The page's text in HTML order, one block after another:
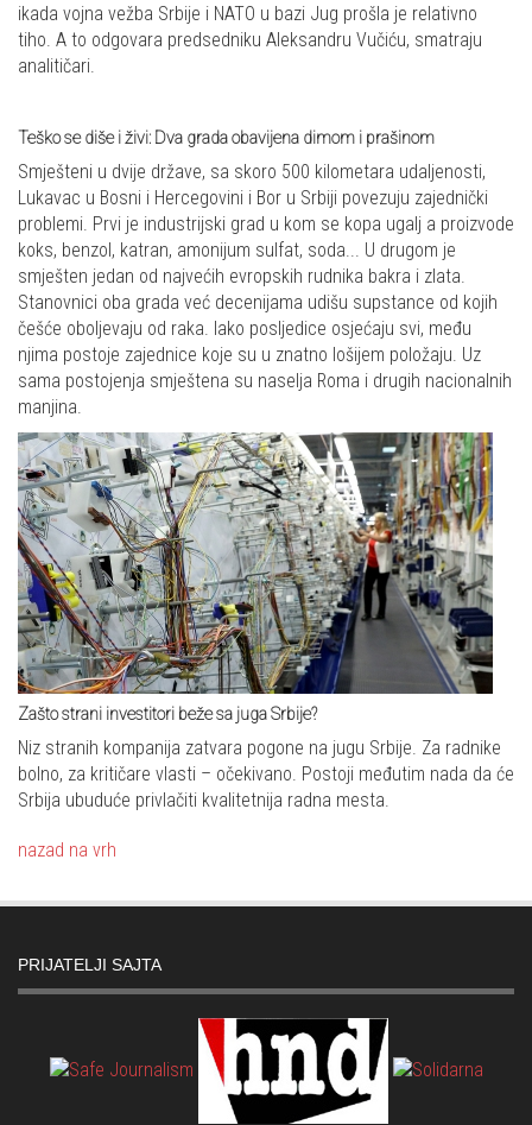
ikada vojna vežba Srbije i NATO u bazi Jug prošla je relativno
tiho. A to odgovara predsedniku Aleksandru Vučiću, smatraju
analitičari.
Teško se diše i živi: Dva grada obavijena dimom i prašinom
Smješteni u dvije države, sa skoro 500 kilometara udaljenosti,
Lukavac u Bosni i Hercegovini i Bor u Srbiji povezuju zajednički
problemi. Prvi je industrijski grad u kom se kopa ugalj a proizvode
koks, benzol, katran, amonijum sulfat, soda... U drugom je
smješten jedan od najvećih evropskih rudnika bakra i zlata.
Stanovnici oba grada već decenijama udišu supstance od kojih
češće oboljevaju od raka. Iako posljedice osjećaju svi, među
njima postoje zajednice koje su u znatno lošijem položaju. Uz
sama postojenja smještena su naselja Roma i drugih nacionalnih
manjina.
Zašto strani investitori beže sa juga Srbije?
Niz stranih kompanija zatvara pogone na jugu Srbije. Za radnike
bolno, za kritičare vlasti – očekivano. Postoji međutim nada da će
Srbija ubuduće privlačiti kvalitetnija radna mesta.
nazad na vrh
PRIJATELJI SAJTA